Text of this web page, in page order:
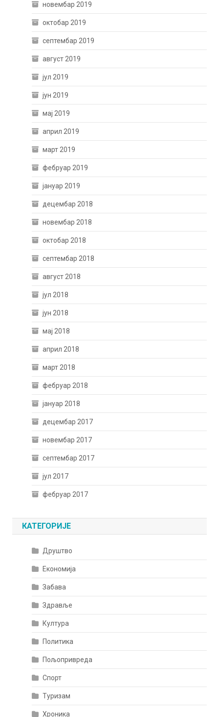
новембар 2019
октобар 2019
септембар 2019
август 2019
јул 2019
јун 2019
мај 2019
април 2019
март 2019
фебруар 2019
јануар 2019
децембар 2018
новембар 2018
октобар 2018
септембар 2018
август 2018
јул 2018
јун 2018
мај 2018
април 2018
март 2018
фебруар 2018
јануар 2018
децембар 2017
новембар 2017
септембар 2017
јул 2017
фебруар 2017
КАТЕГОРИЈЕ
Друштво
Економија
Забава
Здравље
Култура
Политика
Пољопривреда
Спорт
Туризам
Хроника